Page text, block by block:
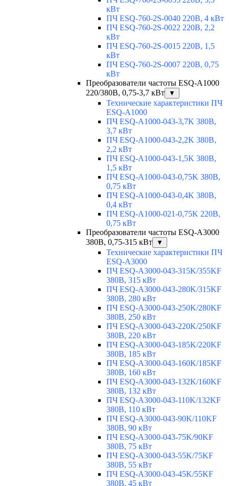
кВт
ПЧ ESQ-760-2S-0040 220В, 4 кВт
ПЧ ESQ-760-2S-0022 220В, 2,2
кВт
ПЧ ESQ-760-2S-0015 220В, 1,5
кВт
ПЧ ESQ-760-2S-0007 220В, 0,75
кВт
Преобразователи частоты ESQ-A1000
220/380В, 0,75-3,7 кВт
▼
Технические характеристики ПЧ
ESQ-A1000
ПЧ ESQ-A1000-043-3,7K 380В,
3,7 кВт
ПЧ ESQ-A1000-043-2,2K 380В,
2,2 кВт
ПЧ ESQ-A1000-043-1,5K 380В,
1,5 кВт
ПЧ ESQ-A1000-043-0,75K 380В,
0,75 кВт
ПЧ ESQ-A1000-043-0,4K 380В,
0,4 кВт
ПЧ ESQ-A1000-021-0,75K 220В,
0,75 кВт
Преобразователи частоты ESQ-A3000
380В, 0,75-315 кВт
▼
Технические характеристики ПЧ
ESQ-A3000
ПЧ ESQ-A3000-043-315K/355KF
380В, 315 кВт
ПЧ ESQ-A3000-043-280K/315KF
380В, 280 кВт
ПЧ ESQ-A3000-043-250K/280KF
380В, 250 кВт
ПЧ ESQ-A3000-043-220K/250KF
380В, 220 кВт
ПЧ ESQ-A3000-043-185K/220KF
380В, 185 кВт
ПЧ ESQ-A3000-043-160K/185KF
380В, 160 кВт
ПЧ ESQ-A3000-043-132K/160KF
380В, 132 кВт
ПЧ ESQ-A3000-043-110K/132KF
380В, 110 кВт
ПЧ ESQ-A3000-043-90K/110KF
380В, 90 кВт
ПЧ ESQ-A3000-043-75K/90KF
380В, 75 кВт
ПЧ ESQ-A3000-043-55K/75KF
380В, 55 кВт
ПЧ ESQ-A3000-043-45K/55KF
380В, 45 кВт